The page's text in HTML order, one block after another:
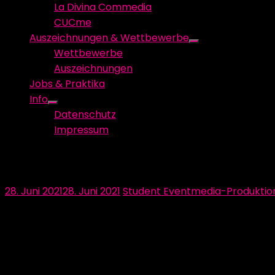
La Divina Commedia
CUCme
Auszeichnungen & Wettbewerbe
Show
Wettbewerbe
Auszeichnungen
Jobs & Praktika
Info
Show
sub
menu
Datenschutz
Impressum
Posted
28. Juni 202128. Juni 2021 Author
Student Eventmedia-